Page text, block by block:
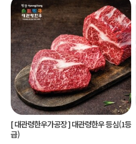
[ 대관령한우가공장 ]대관령한우 등심(1등
급)